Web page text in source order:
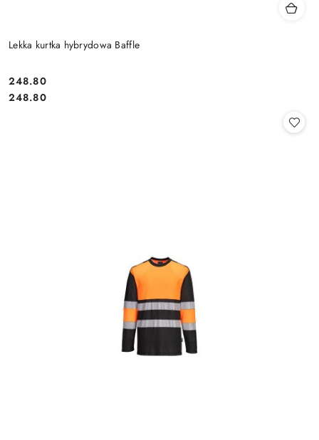
Lekka kurtka hybrydowa Baffle
Cena:
248.80
Cena:
248.80